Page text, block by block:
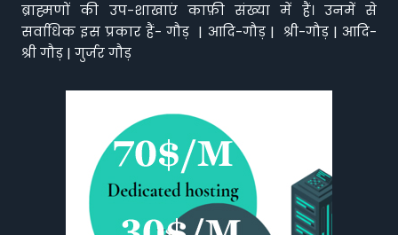
ब्राह्मणों की उप-शाखाएं काफ़ी संख्या में हैं। उनमें से
सर्वाधिक इस प्रकार हैं- गौड़ | आदि-गौड़ | श्री-गौड़ | आदि-
श्री गौड़ | गुर्जर गौड़